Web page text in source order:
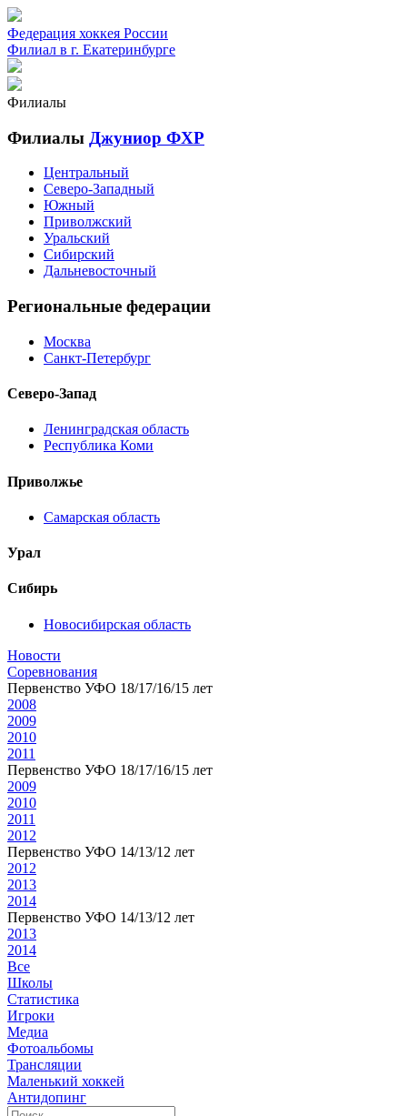
Федерация хоккея России
Филиал в г. Екатеринбурге
Филиалы
Филиалы Джуниор ФХР
Центральный
Северо-Западный
Южный
Приволжский
Уральский
Сибирский
Дальневосточный
Региональные федерации
Москва
Санкт-Петербург
Северо-Запад
Ленинградская область
Республика Коми
Приволжье
Самарская область
Урал
Сибирь
Новосибирская область
Новости
Соревнования
Первенство УФО 18/17/16/15 лет
2008
2009
2010
2011
Первенство УФО 18/17/16/15 лет
2009
2010
2011
2012
Первенство УФО 14/13/12 лет
2012
2013
2014
Первенство УФО 14/13/12 лет
2013
2014
Все
Школы
Статистика
Игроки
Медиа
Фотоальбомы
Трансляции
Маленький хоккей
Антидопинг